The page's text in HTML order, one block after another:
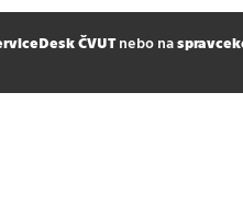
ČVUTnebo na